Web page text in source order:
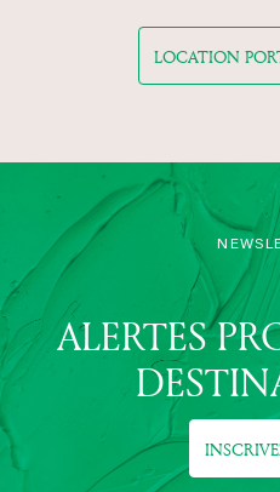
LOCATION
ALERTES